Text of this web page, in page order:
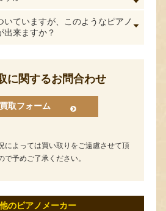
いていますが、このようなピアノ
出来ますか？
に関するお問合わせ
買取フォーム
によっては買い取りをご遠慮させて頂
で予めご了承ください。
のピアノメーカー